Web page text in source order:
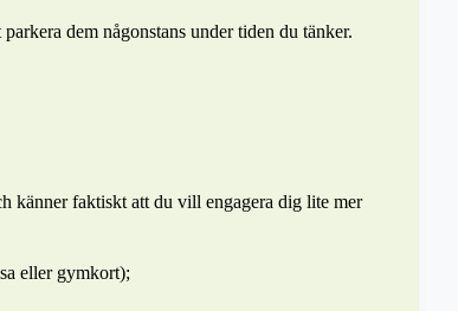
dem någonstans under tiden du tänker.
känner faktiskt att du vill engagera dig lite mer
eller gymkort);